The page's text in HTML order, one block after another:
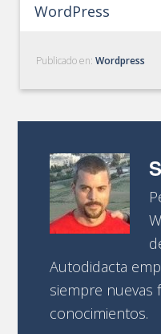
WordPress
Publicado en:Wordpress
Autodidacta
siempre nuevas
conocimientos.